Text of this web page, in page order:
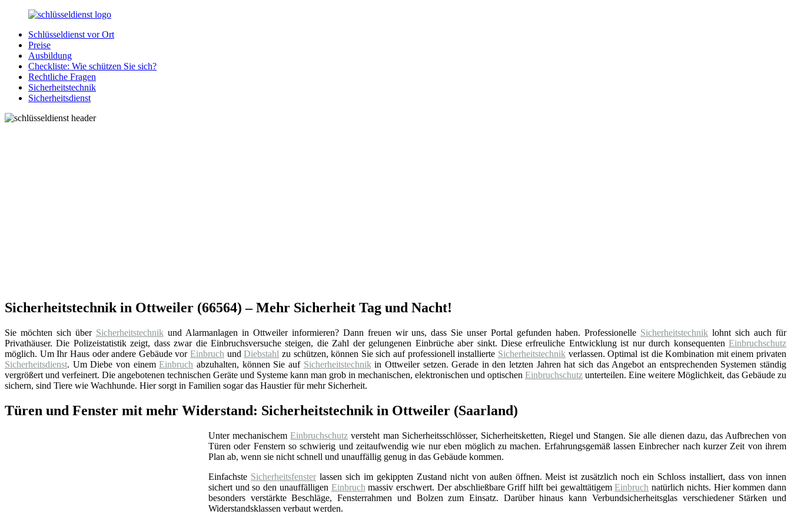
Zurück
Inhalt
SchluesseldienstDirekt.de
Ihre
Notlage
wird
gelöst!
Schlüsseldienst vor Ort
Preise
Ausbildung
Checkliste: Wie schützen Sie sich?
Rechtliche Fragen
Sicherheitstechnik
Sicherheitsdienst
Sicherheitstechnik in Ottweiler (66564) – Mehr Sicherheit Tag und Nacht!
Sie möchten sich über Sicherheitstechnikund Alarmanlagen in Ottweiler informieren? Dann freuen wir uns, dass Sie unser Portal gefunden haben. Professionelle Sicherheitstechnik lohnt sich auch für
Privathäuser. Die Polizeistatistik zeigt, dass zwar die Einbruchsversuche steigen, die Zahl der gelungenen Einbrüche aber sinkt. Diese erfreuliche Entwicklung ist nur durch konsequenten Einbruchschutz
möglich. Um Ihr Haus oder andere Gebäude vorEinbruch undDiebstahl zu schützen, können Sie sich auf professionell installierte Sicherheitstechnikverlassen. Optimal ist die Kombination mit einem privaten
Sicherheitsdienst. Um Diebe von einemEinbruch abzuhalten, können Sie auf Sicherheitstechnikin Ottweiler setzen. Gerade in den letzten Jahren hat sich das Angebot an entsprechenden Systemen ständig
vergrößert und verfeinert. Die angebotenen technischen Geräte und Systeme kann man grob in mechanischen, elektronischen und optischen Einbruchschutz unterteilen. Eine weitere Möglichkeit, das Gebäude zu
sichern, sind Tiere wie Wachhunde. Hier sorgt in Familien sogar das Haustier für mehr Sicherheit.
Türen und Fenster mit mehr Widerstand: Sicherheitstechnik in Ottweiler (Saarland)
Unter mechanischemEinbruchschutz versteht man Sicherheitsschlösser, Sicherheitsketten, Riegel und Stangen. Sie alle dienen dazu, das Aufbrechen von
Türen oder Fenstern so schwierig und zeitaufwendig wie nur eben möglich zu machen. Erfahrungsgemäß lassen Einbrecher nach kurzer Zeit von ihrem
Plan ab, wenn sie nicht schnell und unauffällig genug in das Gebäude kommen.
Einfachste Sicherheitsfensterlassen sich im gekippten Zustand nicht von außen öffnen. Meist ist zusätzlich noch ein Schloss installiert, dass von innen
sichert und so den unauffälligen Einbruch massiv erschwert. Der abschließbare Griff hilft bei gewalttätigemEinbruch natürlich nichts. Hier kommen dann
besonders verstärkte Beschläge, Fensterrahmen und Bolzen zum Einsatz. Darüber hinaus kann Verbundsicherheitsglas verschiedener Stärken und
Widerstandsklassen verbaut werden.